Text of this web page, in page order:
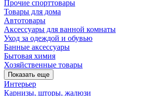
Прочие спорттовары
Товары для дома
Автотовары
Аксессуары для ванной комнаты
Уход за одеждой и обувью
Банные аксессуары
Бытовая химия
Хозяйственные товары
Показать еще
Интерьер
Карнизы, шторы, жалюзи